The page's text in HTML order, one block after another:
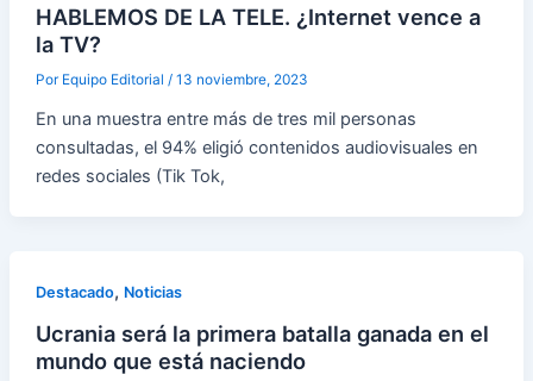
HABLEMOS DE LA TELE. ¿Internet vence a
la TV?
Por Equipo Editorial / 13 noviembre, 2023
En una muestra entre más de tres mil personas
consultadas, el 94% eligió contenidos audiovisuales en
redes sociales (Tik Tok,
Destacado, Noticias
Ucrania será la primera batalla ganada en el
mundo que está naciendo